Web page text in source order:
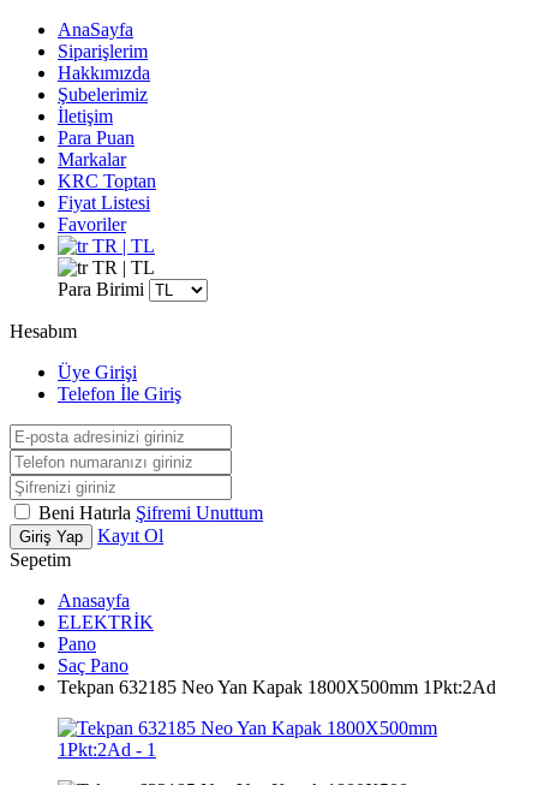
AnaSayfa
Siparişlerim
Hakkımızda
Şubelerimiz
İletişim
Para Puan
Markalar
KRC Toptan
Fiyat Listesi
Favoriler
TR | TL
TR | TL
Para Birimi
Hesabım
Üye Girişi
Telefon İle Giriş
Beni Hatırla Şifremi Unuttum
Giriş Yap
Kayıt Ol
Sepetim
Anasayfa
ELEKTRİK
Pano
Saç Pano
Tekpan 632185 Neo Yan Kapak 1800X500mm 1Pkt:2Ad